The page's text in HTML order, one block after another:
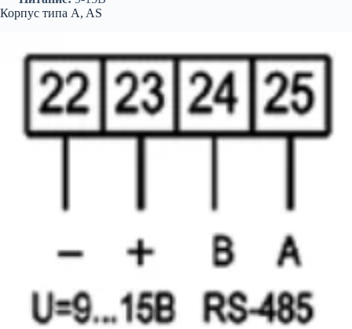
Корпус типа A, AS